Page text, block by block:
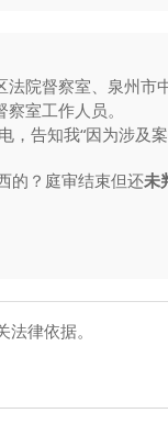
院督察室、泉州市
室工作人员。
告知我“因为涉及
的？庭审结束但还未
律依据。